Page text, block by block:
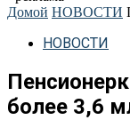
Домой НОВОСТИ
НОВОСТИ
более 3,6